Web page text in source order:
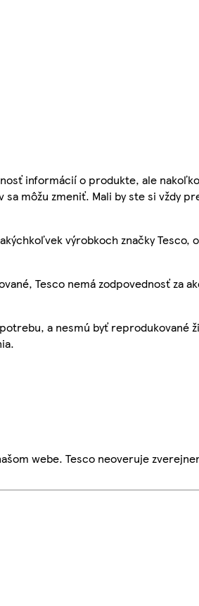
informácií o produkte, ale
sa môžu zmeniť. Mali by ste si vždy
výrobkoch značky Tesco,
Tesco nemá zodpovednosť za
a nesmú byť reprodukované
webe. Tesco neoveruje